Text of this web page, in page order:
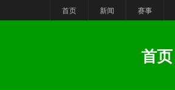
首页 新闻 赛事
首页